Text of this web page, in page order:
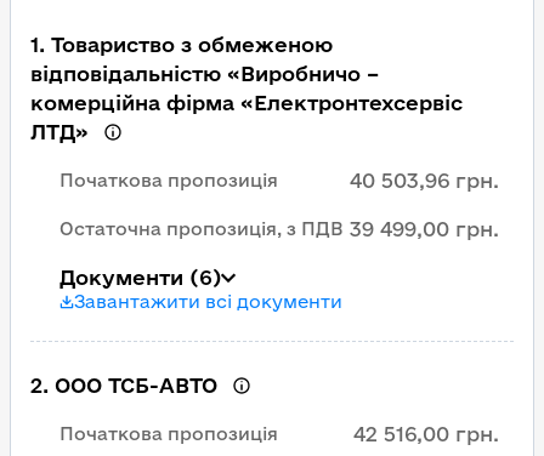
1. Товариство з обмеженою
відповідальністю «Виробничо –
комерційна фірма «Електронтехсервіс
ЛТД»
Початкова пропозиція 40 503,96 грн.
Остаточна пропозиція, з ПДВ 39 499,00 грн.
Документи (6)
Завантажити всі документи
2. ООО ТСБ-АВТО
Початкова пропозиція 42 516,00 грн.